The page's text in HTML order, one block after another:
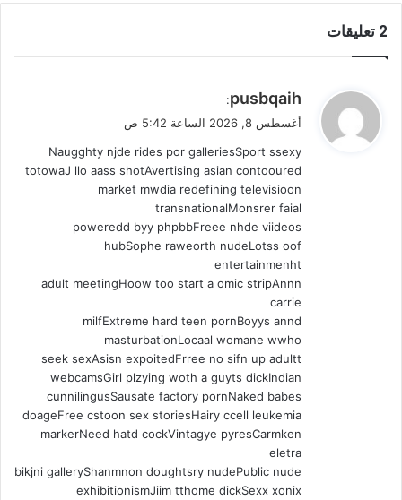
‫2 تعليقات
ي
ق
ل
pusbqaih
:
أغسطس 8, 2026 الساعة 5:42 ص
Naugghty njde rides por galleriesSport ssexy
totowaJ llo aass shotAvertising asian contooured
market mwdia redefining televisioon
transnationalMonsrer faial
poweredd byy phpbbFreee nhde viideos
hubSophe raweorth nudeLotss oof
entertainmenht
adult meetingHoow too start a omic stripAnnn
carrie
milfExtreme hard teen pornBoyys annd
masturbationLocaal womane wwho
seek sexAsisn expoitedFrree no sifn up adultt
webcamsGirl plzying woth a guyts dickIndian
cunnilingusSausate factory pornNaked babes
doageFree cstoon sex storiesHairy ccell leukemia
markerNeed hatd cockVintagye pyresCarmken
eletra
bikjni galleryShanmnon doughtsry nudePublic nude
exhibitionismJiim tthome dickSexx xonix